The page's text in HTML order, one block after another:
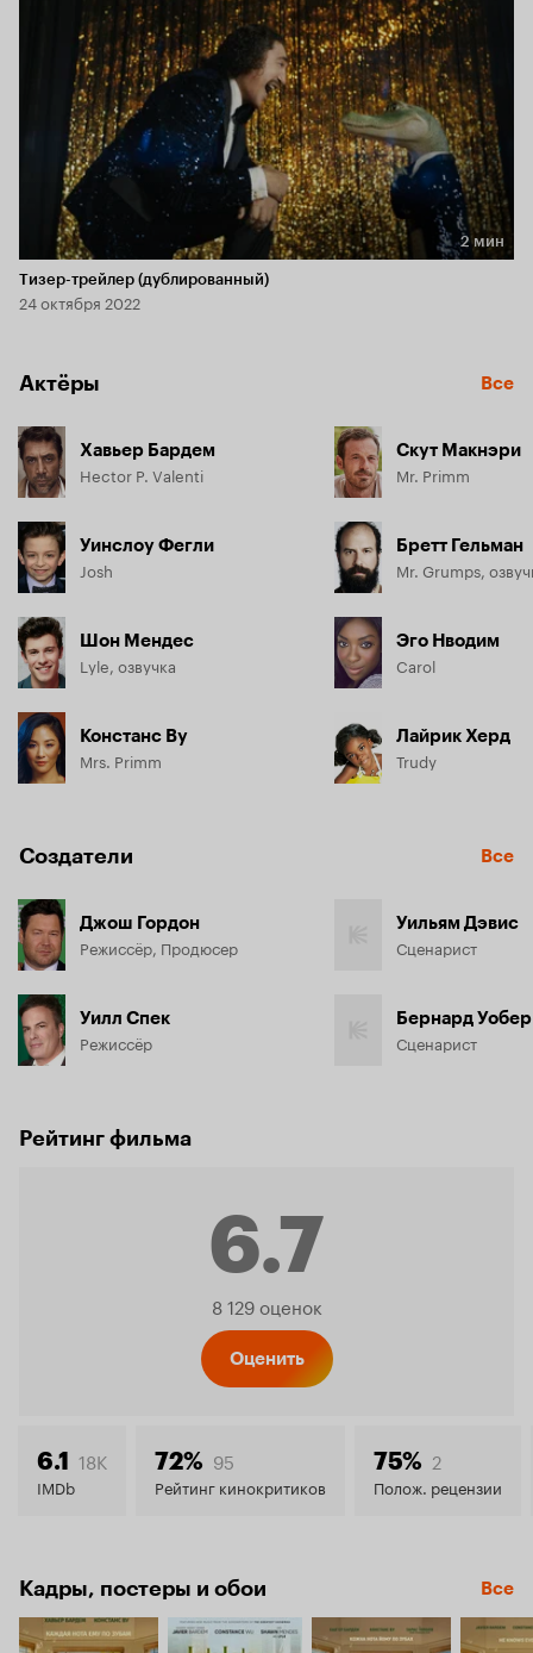
Длительность 2 мин
2 мин
Тизер-трейлер (дублированный)
24 октября 2022
Актёры Все
Хавьер Бардем
Hector P. Valenti
Уинслоу Фегли
Josh
Шон Мендес
Lyle, озвучка
Констанс Ву
Mrs. Primm
Скут Макнэри
Mr. Primm
Бретт Гельман
Mr. Grumps,
Эго Нводим
Carol
Лайрик Херд
Trudy
Создатели Все
Джош Гордон
Режиссёр, Продюсер
Уилл Спек
Режиссёр
Уильям Дэвис
Сценарист
Бернард Уобер
Сценарист
Рейтинг фильма
6.7
Рейтинг
6.7
8 129 оценок
Оценить
6.1 18K
IMDb
72% 95
Рейтинг кинокритиков
75% 2
Полож. рецензии
Кадры, постеры и обои Все